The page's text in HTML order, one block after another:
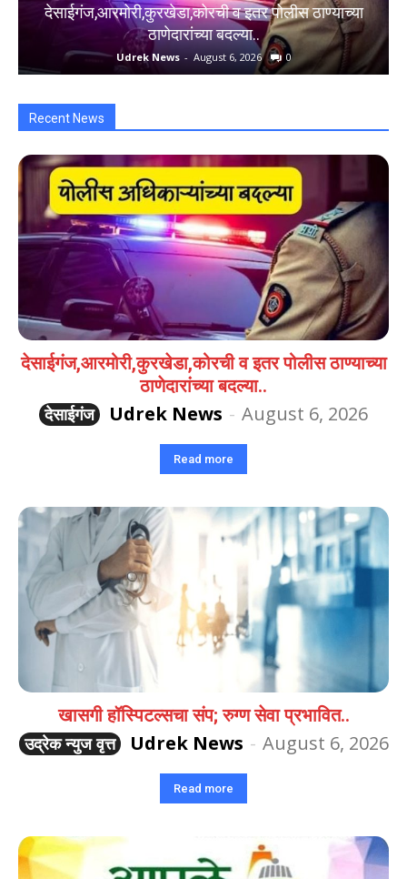
देसाईगंज,आरमोरी,कुरखेडा,कोरची व इतर पोलीस ठाण्याच्या
ठाणेदारांच्या बदल्या..
Udrek News - August 6, 2026 0
Recent News
देसाईगंज,आरमोरी,कुरखेडा,कोरची व इतर पोलीस ठाण्याच्या
ठाणेदारांच्या बदल्या..
देसाईगंज
Udrek News - August 6, 2026
Read more
खासगी हॉस्पिटल्सचा संप; रुग्ण सेवा प्रभावित..
उद्रेक न्युज वृत्त
Udrek News - August 6, 2026
Read more